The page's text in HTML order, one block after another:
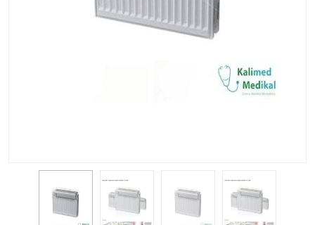
Sarf Malzemeleri